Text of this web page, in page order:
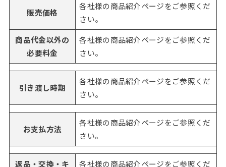
販売価格
各社様の商品紹介ページをご参照くだ
さい。
商品代金以外の
必要料金
各社様の商品紹介ページをご参照くだ
さい。
引き渡し時期
各社様の商品紹介ページをご参照くだ
さい。
お支払方法
各社様の商品紹介ページをご参照くだ
さい。
返品・交換・キ
各社様の商品紹介ページをご参照くだ